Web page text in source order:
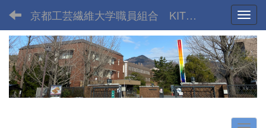
京都工芸繊維大学職員組合 KIT UNION